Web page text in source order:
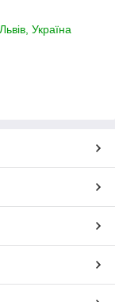
Україна